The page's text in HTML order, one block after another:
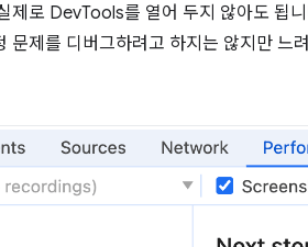
제로 DevTools를 열어 두지 않아도 됩
문제를 디버그하려고 하지는 않지만 느